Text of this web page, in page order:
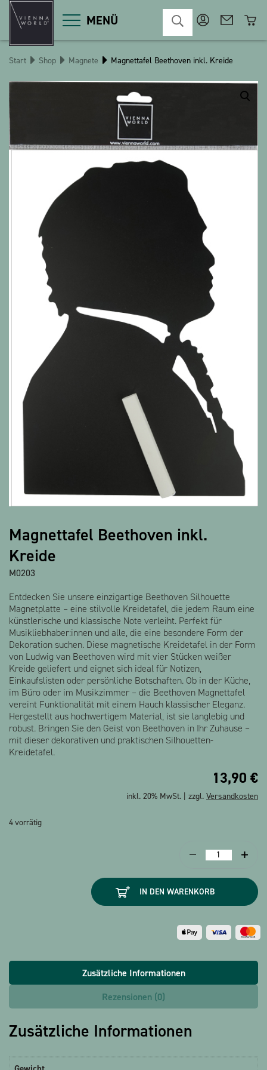
MENÜ
Produktgruppen
Deko
Diverses
Kosmetik
Küche
Macart
Magnete
Schlüsselanhänger
Schreibwaren
Spiele / Kinder
Weihnachten
The Heart Bear
Alle Produkte anzeigen
Start Shop Magnete Magnettafel Beethoven inkl. Kreide
Magnettafel Beethoven inkl.
Kreide
M0203
Entdecken Sie unsere einzigartige Beethoven Silhouette
Magnetplatte – eine stilvolle Kreidetafel, die jedem Raum eine
künstlerische und klassische Note verleiht. Perfekt für
Musikliebhaber:innen und alle, die eine besondere Form der
Dekoration suchen. Diese magnetische Kreidetafel in der Form
von Ludwig van Beethoven wird mit vier Stücken weißer
Kreide geliefert und eignet sich ideal für Notizen,
Einkaufslisten oder persönliche Botschaften. Ob in der Küche,
im Büro oder im Musikzimmer – die Beethoven Magnettafel
vereint Funktionalität mit einem Hauch klassischer Eleganz.
Hergestellt aus hochwertigem Material, ist sie langlebig und
robust. Bringen Sie den Geist von Beethoven in Ihr Zuhause –
mit dieser dekorativen und praktischen Silhouetten-
Kreidetafel.
13,90 €
inkl. 20% MwSt. | zzgl. Versandkosten
4 vorrätig
Magnettafel
inkl.
Kreide
Menge
IN DEN WARENKORB
Zusätzliche Informationen
Rezensionen (0)
Zusätzliche Informationen